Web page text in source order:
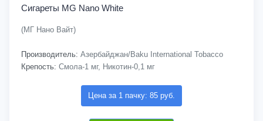
Сигареты MG Nano White
(МГ Нано Вайт)
Производитель: Азербайджан/Baku International Tobacco
Крепость: Смола-1 мг, Никотин-0,1 мг
Цена за 1 пачку: 85 руб.